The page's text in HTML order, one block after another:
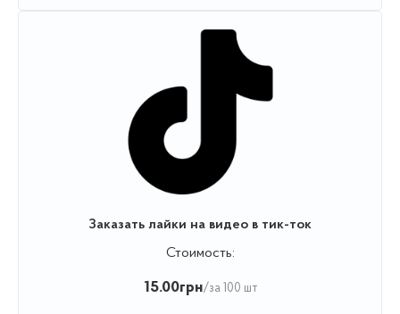
Заказать лайки на видео в тик-ток
Стоимость:
15.00грн/за 100 шт